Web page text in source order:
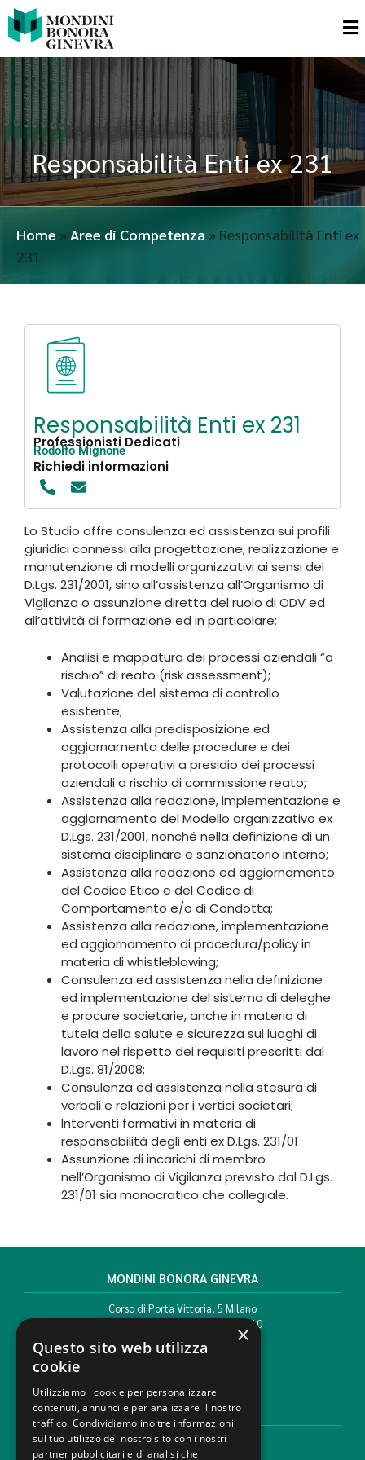
Responsabilità Enti ex 231
Home » Aree di Competenza » Responsabilità Enti ex
231
Responsabilità Enti ex 231
Professionisti Dedicati
Rodolfo Mignone
Richiedi informazioni
Lo Studio offre consulenza ed assistenza sui profili
giuridici connessi alla progettazione, realizzazione e
manutenzione di modelli organizzativi ai sensi del
D.Lgs. 231/2001, sino all’assistenza all’Organismo di
Vigilanza o assunzione diretta del ruolo di ODV ed
all’attività di formazione ed in particolare:
Analisi e mappatura dei processi aziendali “a
rischio” di reato (risk assessment);
Valutazione del sistema di controllo
esistente;
Assistenza alla predisposizione ed
aggiornamento delle procedure e dei
protocolli operativi a presidio dei processi
aziendali a rischio di commissione reato;
Assistenza alla redazione, implementazione e
aggiornamento del Modello organizzativo ex
D.Lgs. 231/2001, nonché nella definizione di un
sistema disciplinare e sanzionatorio interno;
Assistenza alla redazione ed aggiornamento
del Codice Etico e del Codice di
Comportamento e/o di Condotta;
Assistenza alla redazione, implementazione
ed aggiornamento di procedura/policy in
materia di whistleblowing;
Consulenza ed assistenza nella definizione
ed implementazione del sistema di deleghe
e procure societarie, anche in materia di
tutela della salute e sicurezza sui luoghi di
lavoro nel rispetto dei requisiti prescritti dal
D.Lgs. 81/2008;
Consulenza ed assistenza nella stesura di
verbali e relazioni per i vertici societari;
Interventi formativi in materia di
responsabilità degli enti ex D.Lgs. 231/01
Assunzione di incarichi di membro
nell’Organismo di Vigilanza previsto dal D.Lgs.
231/01 sia monocratico che collegiale.
MONDINI BONORA GINEVRA
Corso di Porta Vittoria, 5 Milano
T. +39 02 777351 F. +39 02 784510
info@mbg.legal
AREE LEGALI
Aree di Competenza
Settori
×
Questo sito web utilizza
cookie
Utilizziamo i cookie per personalizzare
contenuti, annunci e per analizzare il nostro
traffico. Condividiamo inoltre informazioni
sul tuo utilizzo del nostro sito con i nostri
partner pubblicitari e di analisi che